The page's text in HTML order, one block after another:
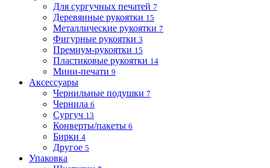
Для сургучных печатей 7
Деревянные рукоятки 15
Металлические рукоятки 7
Фигурные рукоятки 3
Премиум-рукоятки 15
Пластиковые рукоятки 14
Мини-печати 9
Аксессуары
Чернильные подушки 7
Чернила 6
Сургуч 13
Конверты/пакеты 6
Бирки 4
Другое 5
Упаковка